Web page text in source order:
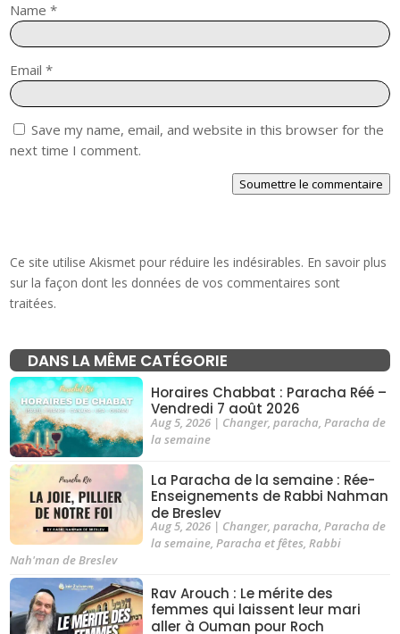
Name*
Email*
Save my name, email, and website in this browser for the
next time I comment.
Soumettre le commentaire
Ce site utilise Akismet pour réduire les indésirables. En savoir plus
sur la façon dont les données de vos commentaires sont
traitées.
DANS LA MÊME CATÉGORIE
Horaires Chabbat : Paracha Réé –
Vendredi 7 août 2026
Aug 5, 2026| Changer, paracha Paracha de
la semaine
La Paracha de la semaine : Rée-
Enseignements de Rabbi Nahman
de Breslev
Aug 5, 2026| Changer, paracha, Paracha de
la semaine, Paracha et fêtes, Rabbi
Nah'man de Breslev
Rav Arouch : Le mérite des
femmes qui laissent leur mari
aller à Ouman pour Roch